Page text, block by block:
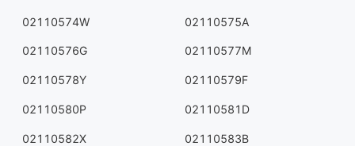
02110574W 02110575A
02110576G 02110577M
02110578Y 02110579F
02110580P 02110581D
02110582X 02110583B